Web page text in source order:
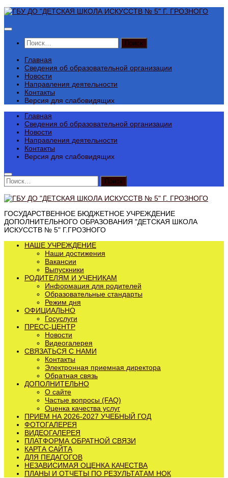
Перейти
содержимому
Найти:
Главная
Сведения об образовательной организации
Новости
Направления деятельности
Контакты
Версия для слабовидящих
Главная
Сведения об образовательной организации
Новости
Направления деятельности
Контакты
Версия для слабовидящих
Найти:
ГОСУДАРСТВЕННОЕ БЮДЖЕТНОЕ УЧРЕЖДЕНИЕ
ДОПОЛНИТЕЛЬНОГО ОБРАЗОВАНИЯ "ДЕТСКАЯ ШКОЛА
ИСКУССТВ № 5" Г.ГРОЗНОГО
НАШЕ УЧРЕЖДЕНИЕ
Наши достижения
Вакансии
Выпускники
РОДИТЕЛЯМ И УЧЕНИКАМ
Информация для родителей
Образовательные стандарты
Режим дня
ОФИЦИАЛЬНО
Госуслуги
ПРЕСС-ЦЕНТР
Новости
Видеогалерея
СВЯЗАТЬСЯ С НАМИ
Контакты
Электронная приемная директора
Обратная связь
ДОПОЛНИТЕЛЬНО
О сайте
Частые вопросы (FAQ)
Оценка качества услуг
ПРИЕМ НА 2026-2027 УЧЕБНЫЙ ГОД
ФОТОГАЛЕРЕЯ
ВИДЕОГАЛЕРЕЯ
ПЛАТФОРМА ОБРАТНОЙ СВЯЗИ
КАРТА САЙТА
ДЛЯ ПЕДАГОГОВ
НЕЗАВИСИМАЯ ОЦЕНКА КАЧЕСТВА
ПЛАНЫ И ОТЧЕТЫ ПО РЕЗУЛЬТАТАМ НОК